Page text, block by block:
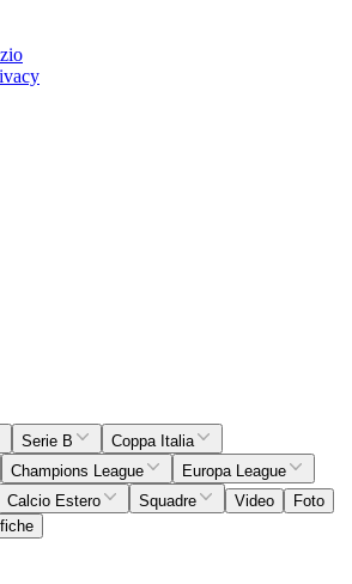
Serie B
Coppa Italia
Champions League
Europa League
Calcio Estero Squadre Video
Foto